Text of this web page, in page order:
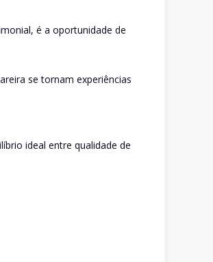
é a oportunidade de
se tornam experiências
ideal entre qualidade de